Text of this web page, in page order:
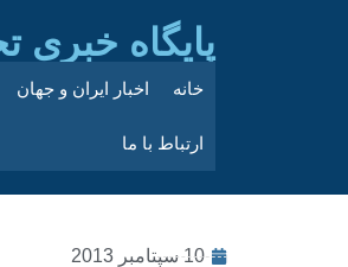
پایگاه خبری
خانه اخبار ایران و جهان
ارتباط با ما
10 سپتامبر 2013